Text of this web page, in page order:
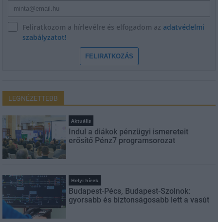
Feliratkozom a hírlevélre és elfogadom az adatvédelmi
szabályzatot!
FELIRATKOZÁS
LEGNÉZETTEBB
Aktuális
Indul a diákok pénzügyi ismereteit
erősítő Pénz7 programsorozat
Helyi hírek
Budapest-Pécs, Budapest-Szolnok:
gyorsabb és biztonságosabb lett a vasút